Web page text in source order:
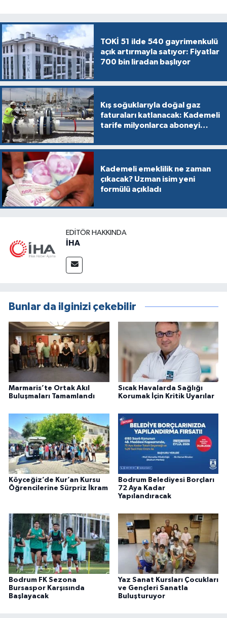
TOKİ 51 ilde 540 gayrimenkulü
açık artırmayla satıyor: Fiyatlar
700 bin liradan başlıyor
Kış soğuklarıyla doğal gaz
faturaları katlanacak: Kademeli
tarife milyonlarca aboneyi
Kademeli emeklilik ne zaman
çıkacak? Uzman isim yeni
formülü açıkladı
EDITÖR HAKKINDA
İHA
Bunlar da ilginizi çekebilir
Marmaris’te Ortak Akıl
Buluşmaları Tamamlandı
Sıcak Havalarda Sağlığı
Korumak İçin Kritik Uyarılar
Köyceğiz’de Kur’an Kursu
Öğrencilerine Sürpriz İkram
Bodrum Belediyesi Borçları
72 Aya Kadar
Yapılandıracak
Bodrum FK Sezona
Bursaspor Karşısında
Başlayacak
Yaz Sanat Kursları Çocukları
ve Gençleri Sanatla
Buluşturuyor